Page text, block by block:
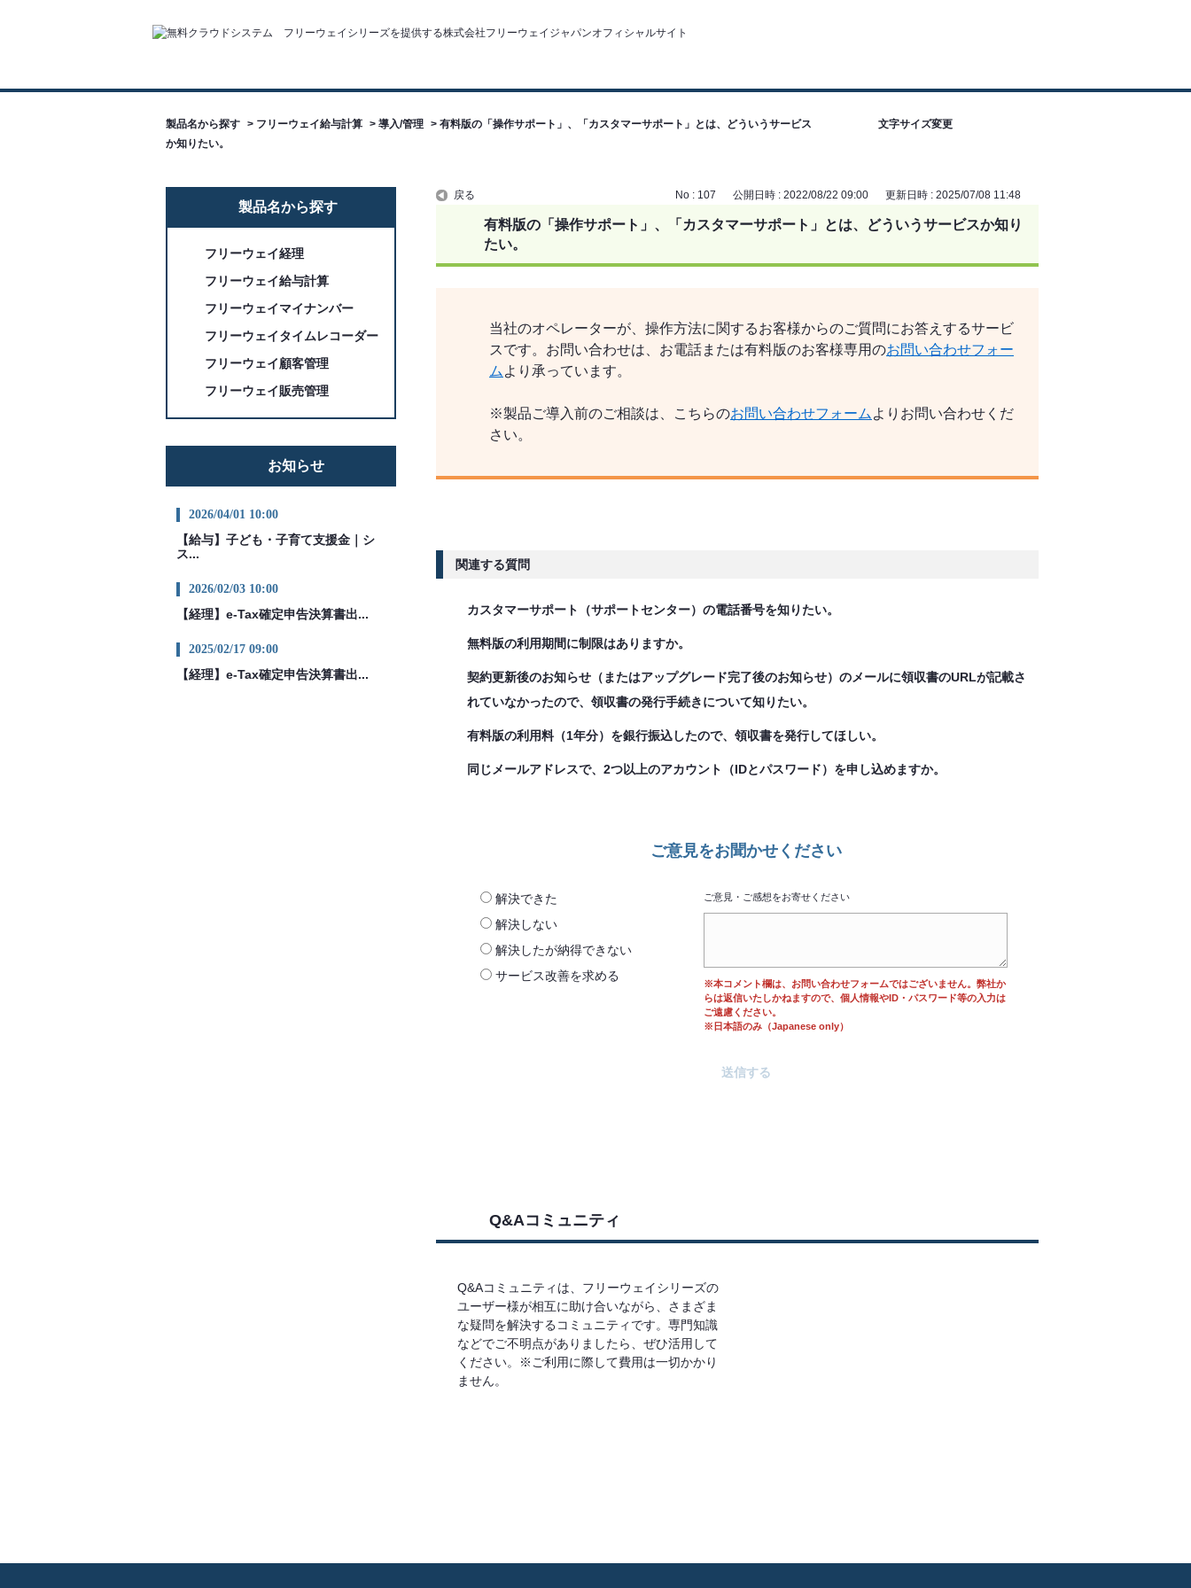
文字サイズ変更
製品名から探す > フリーウェイ給与計算 > 導入/管理 > 有料版の「操作サポート」、「カスタマーサポート」とは、どういうサービス
か知りたい。
製品名から探す
フリーウェイ経理
フリーウェイ給与計算
フリーウェイマイナンバー
フリーウェイタイムレコーダー
フリーウェイ顧客管理
フリーウェイ販売管理
お知らせ
2026/04/01 10:00
【給与】子ども・子育て支援金｜シ
ス...
2026/02/03 10:00
【経理】e-Tax確定申告決算書出...
2025/02/17 09:00
【経理】e-Tax確定申告決算書出...
戻る No : 107 公開日時 : 2022/08/22 09:00 更新日時 : 2025/07/08 11:48
有料版の「操作サポート」、「カスタマーサポート」とは、どういうサービスか知り
たい。
当社のオペレーターが、操作方法に関するお客様からのご質問にお答えするサービ
スです。お問い合わせは、お電話または有料版のお客様専用のお問い合わせフォー
ム より承っています。
※製品ご導入前のご相談は、こちらのお問い合わせフォーム よりお問い合わせくだ
さい。
関連する質問
カスタマーサポート（サポートセンター）の電話番号を知りたい。
無料版の利用期間に制限はありますか。
契約更新後のお知らせ（またはアップグレード完了後のお知らせ）のメールに領収書のURLが記載さ
れていなかったので、領収書の発行手続きについて知りたい。
有料版の利用料（1年分）を銀行振込したので、領収書を発行してほしい。
同じメールアドレスで、2つ以上のアカウント（IDとパスワード）を申し込めますか。
ご意見をお聞かせください
解決できた
解決しない
解決したが納得できない
サービス改善を求める
ご意見・ご感想をお寄せください
※本コメント欄は、お問い合わせフォームではございません。弊社か
らは返信いたしかねますので、個人情報やID・パスワード等の入力は
ご遠慮ください。
※日本語のみ（Japanese only）
Q&Aコミュニティ
Q&Aコミュニティは、フリーウェイシリーズの
ユーザー様が相互に助け合いながら、さまざま
な疑問を解決するコミュニティです。専門知識
などでご不明点がありましたら、ぜひ活用して
ください。※ご利用に際して費用は一切かかり
ません。